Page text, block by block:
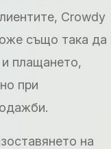
Crowdy
също така да
плащането,
при
на